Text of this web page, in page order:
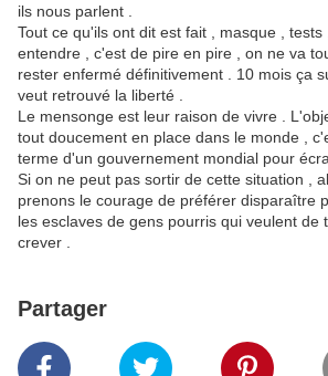
ils nous parlent .
Tout ce qu'ils ont dit est fait , masque ,
entendre , c'est de pire en pire , on ne va
rester enfermé définitivement . 10 mois ça
veut retrouvé la liberté .
Le mensonge est leur raison de vivre .
tout doucement en place dans le monde ,
terme d'un gouvernement mondial pour
Si on ne peut pas sortir de cette situation ,
prenons le courage de préférer disparaître
les esclaves de gens pourris qui veulent de
crever .
Partager